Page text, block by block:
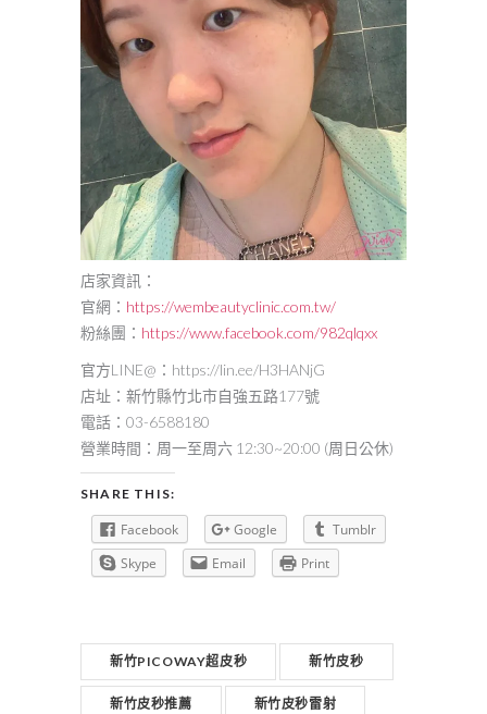
店家資訊：
官網： https://wembeautyclinic.com.tw/
粉絲團： https://www.facebook.com/982qlqxx
官方LINE@：https://lin.ee/H3HANjG
店址：新竹縣竹北市自強五路177號
電話：03-6588180
營業時間：周一至周六 12:30~20:00 (周日公休)
SHARE THIS:
Facebook Google
Tumblr
Skype
Email Print
新竹PICOWAY超皮秒 新竹皮秒
新竹皮秒推薦 新竹皮秒雷射